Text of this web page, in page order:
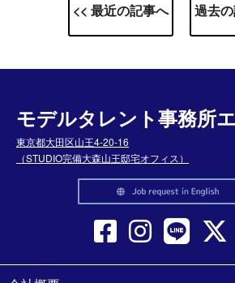
<< 最近の記事へ 過去
モデルタレント事務所
東京都大田区山王4-20-16
（STUDIO完備大森山王邸宅オフィス）